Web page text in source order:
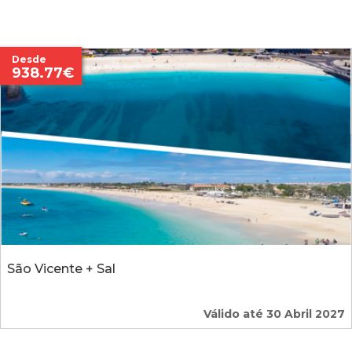
São Vicente + Sal
Desde
938.77€
Válido até 30 Abril 2027